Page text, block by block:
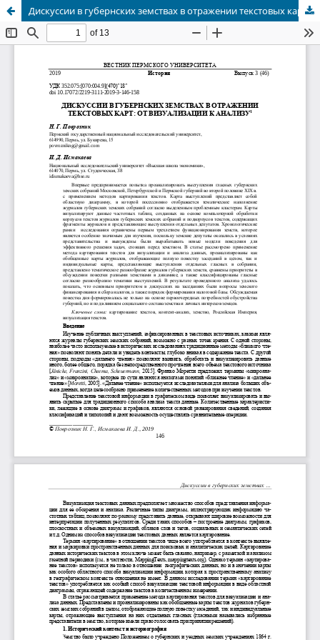
Дискуссии в губернских земствах в отражении текстовых карт: от визуализации к анализу